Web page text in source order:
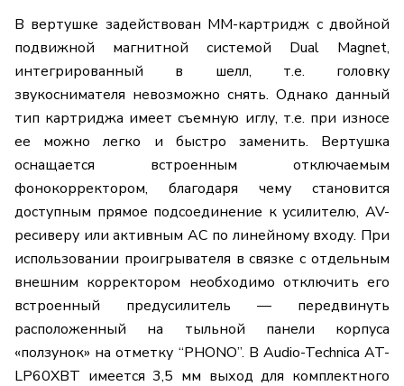
В вертушке задействован MM-картридж с двойной
подвижной магнитной системой Dual Magnet,
интегрированный в шелл, т.е. головку
звукоснимателя невозможно снять. Однако данный
тип картриджа имеет съемную иглу, т.е. при износе
ее можно легко и быстро заменить. Вертушка
оснащается встроенным отключаемым
фонокорректором, благодаря чему становится
доступным прямое подсоединение к усилителю, AV-
ресиверу или активным АС по линейному входу. При
использовании проигрывателя в связке с отдельным
внешним корректором необходимо отключить его
встроенный предусилитель — передвинуть
расположенный на тыльной панели корпуса
«ползунок» на отметку “PHONO”. В Audio-Technica AT-
LP60XBT имеется 3,5 мм выход для комплектного